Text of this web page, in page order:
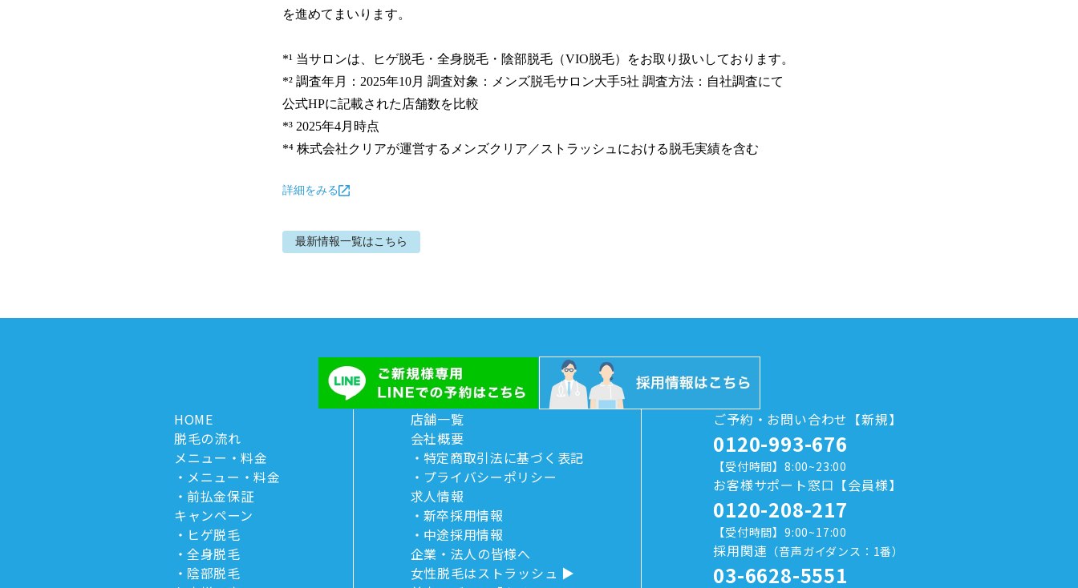
を進めてまいります。
*¹ 当サロンは、ヒゲ脱毛・全身脱毛・陰部脱毛（VIO脱毛）をお取り扱いしております。
*² 調査年月：2025年10月 調査対象：メンズ脱毛サロン大手5社 調査方法：自社調査にて
公式HPに記載された店舗数を比較
*³ 2025年4月時点
*⁴ 株式会社クリアが運営するメンズクリア／ストラッシュにおける脱毛実績を含む
詳細をみる
最新情報一覧はこちら
HOME
脱毛の流れ
メニュー・料金
メニュー・料金
前払金保証
キャンペーン
ヒゲ脱毛
全身脱毛
陰部脱毛
店舗一覧
会社概要
特定商取引法に基づく表記
プライバシーポリシー
求人情報
新卒採用情報
中途採用情報
企業・法人の皆様へ
女性脱毛はストラッシュ
ご予約・お問い合わせ【新規】
0120-993-676
【受付時間】8:00~23:00
お客様サポート窓口【会員様】
0120-208-217
【受付時間】9:00~17:00
採用関連 （音声ガイダンス：1番）
03-6628-5551